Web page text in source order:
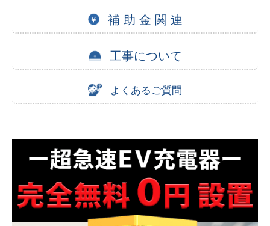
補 助 金 関 連
工事について
よくあるご質問